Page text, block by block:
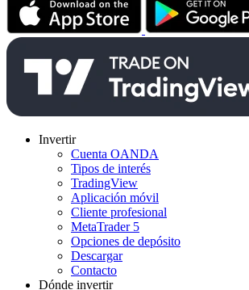
Invertir
Cuenta OANDA
Tipos de interés
TradingView
Aplicación móvil
Cliente profesional
MetaTrader 5
Opciones de depósito
Descargar
Contacto
Dónde invertir